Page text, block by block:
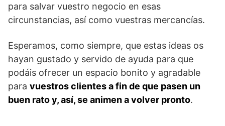
para salvar vuestro negocio en esas
circunstancias, así como vuestras mercancías.
Esperamos, como siempre, que estas ideas os
hayan gustado y servido de ayuda para que
podáis ofrecer un espacio bonito y agradable
para vuestros clientes a fin de que pasen un
buen rato y, así, se animen a volver pronto.